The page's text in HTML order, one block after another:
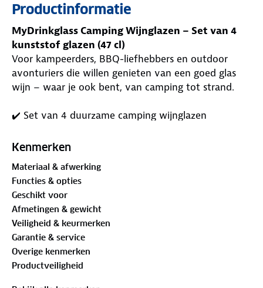
Productinformatie
MyDrinkglass Camping Wijnglazen – Set van 4
kunststof glazen (47 cl)
Voor kampeerders, BBQ-liefhebbers en outdoor
avonturiers die willen genieten van een goed glas
wijn – waar je ook bent, van camping tot strand.
✔️ Set van 4 duurzame camping wijnglazen
perfect voor buitengebruik
bergen in camper, koelbox of picknicktas
✔️ Geschikt voor rode en witte wijn – inhoud 47 cl
per glas
✔️ Vaatwasserbestendig – eenvoudig schoon te
maken
Of je nu ontspant op een campingstoel onder de
luifel, een wijntje drinkt bij de BBQ of van de
zonsondergang geniet op het strand, deze set van
Kenmerken
Materiaal & afwerking
Functies & opties
Geschikt voor
Afmetingen & gewicht
Veiligheid & keurmerken
Garantie & service
Overige kenmerken
Productveiligheid